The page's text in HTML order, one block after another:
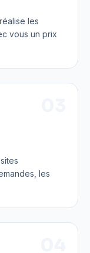
les
vous un prix
les